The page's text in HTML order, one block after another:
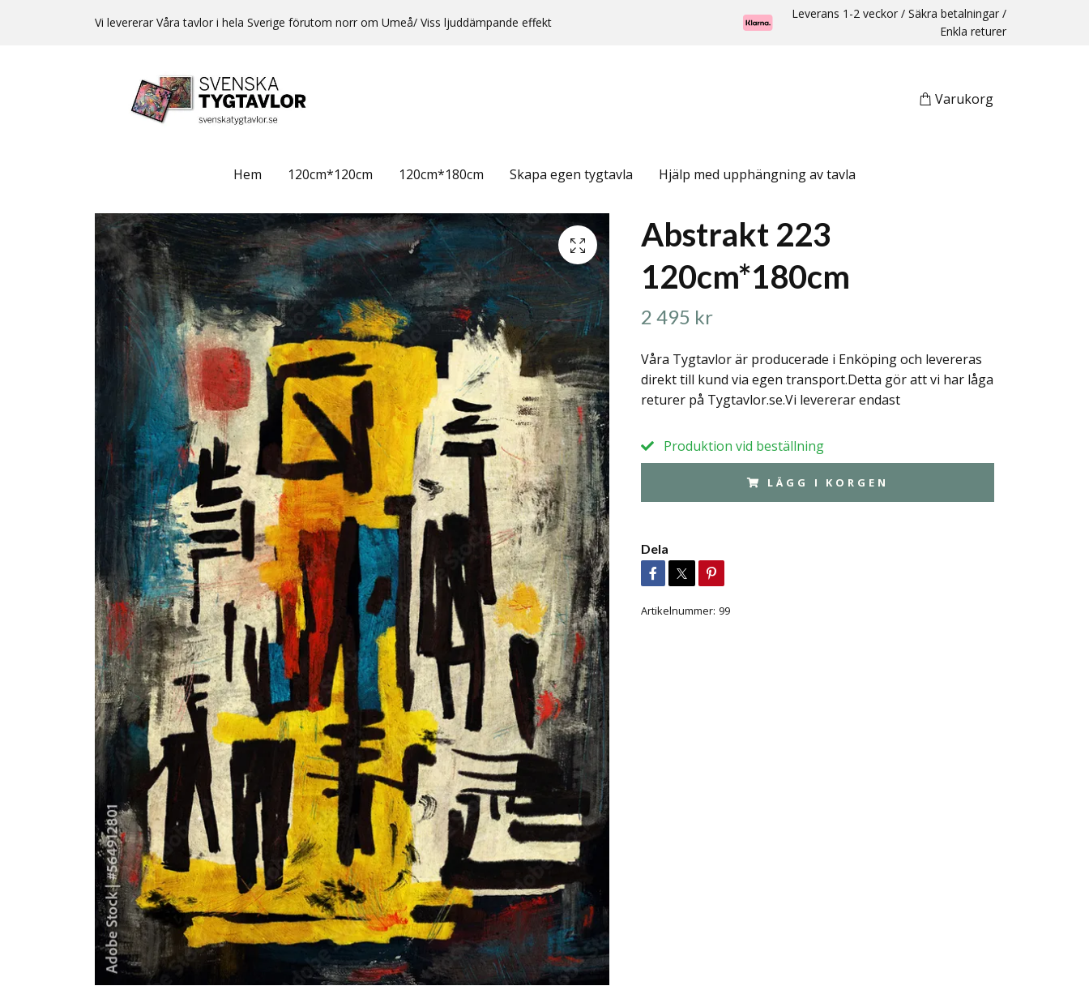
Vi levererar Våra tavlor i hela Sverige förutom norr om Umeå/ Viss ljuddämpande effekt
Leverans 1-2 veckor / Säkra betalningar /
Enkla returer
Varukorg
Hem 120cm*120cm 120cm*180cm Skapa egen tygtavla Hjälp med upphängning av tavla
Abstrakt 223
120cm*180cm
2 495 kr
Våra Tygtavlor är producerade i Enköping och levereras
direkt till kund via egen transport.Detta gör att vi har låga
returer på Tygtavlor.se.Vi levererar endast
Produktion vid beställning
LÄGG I KORGEN
Dela
Artikelnummer: 99